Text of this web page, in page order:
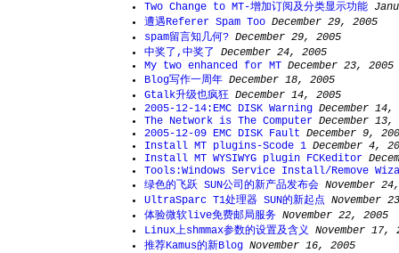
Two Change to MT-增加订阅及分类显示功能
遭遇Referer Spam Too December 29, 2005
spam留言知几何? December 29, 2005
中奖了,中奖了
December 24, 2005
My two enhanced for MT December 23, 2005
Blog写作一周年 December 18, 2005
Gtalk升级也疯狂 December 14, 2005
2005-12-14:EMC DISK Warning December 14,
The Network is The Computer December 13,
2005-12-09 EMC DISK Fault December 9,
Install MT plugins-Scode 1 December 4,
Install MT WYSIWYG plugin FCKeditor
Tools:Windows Service Install/Remove
绿色的飞跃 SUN公司的新产品发布会 November
UltraSparc T1处理器 SUN的新起点 November
体验微软live免费邮局服务 November 22, 2005
Linux上shmmax参数的设置及含义 November 17,
推荐Kamus的新Blog November 16, 2005